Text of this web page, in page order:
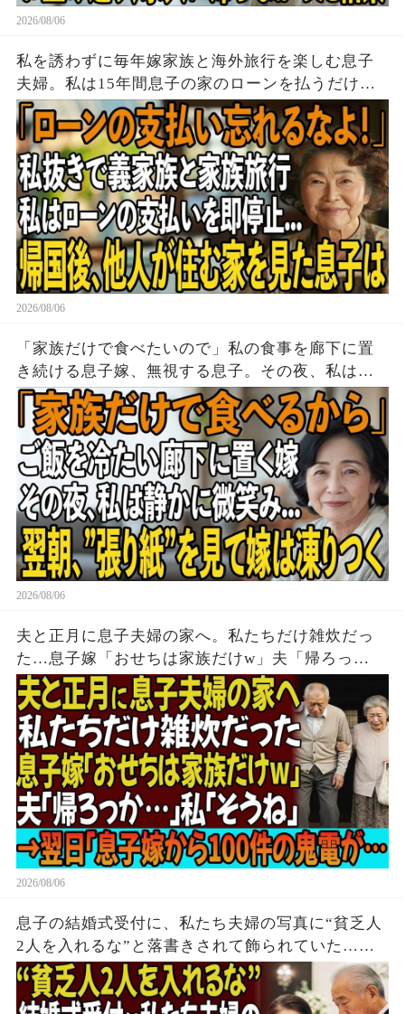
2026/08/06
私を誘わずに毎年嫁家族と海外旅行を楽しむ息子
夫婦。私は15年間息子の家のローンを払うだけ黙
って実印を押し家を即売却→帰国後、他人が住む
家を見た息子は顔面蒼白に
2026/08/06
「家族だけで食べたいので」私の食事を廊下に置
き続ける息子嫁、無視する息子。その夜、私は黙
って姿を消した→翌朝、玄関の張り紙に息子嫁は
顔面蒼白に
2026/08/06
夫と正月に息子夫婦の家へ。私たちだけ雑炊だっ
た…息子嫁「おせちは家族だけw」夫「帰ろっ
か…」私「そうね」→翌日、息子嫁から100件の鬼
電が…
2026/08/06
息子の結婚式受付に、私たち夫婦の写真に“貧乏人
2人を入れるな”と落書きされて飾られていた…夫
「帰るか」私「はい」→無言で立ち去った5時間
後、息子は全てを失う結末を迎えた